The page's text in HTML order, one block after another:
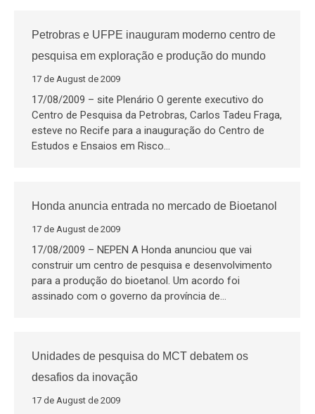
Petrobras e UFPE inauguram moderno centro de
pesquisa em exploração e produção do mundo
17 de August de 2009
17/08/2009 – site Plenário O gerente executivo do
Centro de Pesquisa da Petrobras, Carlos Tadeu Fraga,
esteve no Recife para a inauguração do Centro de
Estudos e Ensaios em Risco…
Honda anuncia entrada no mercado de Bioetanol
17 de August de 2009
17/08/2009 – NEPEN A Honda anunciou que vai
construir um centro de pesquisa e desenvolvimento
para a produção do bioetanol. Um acordo foi
assinado com o governo da província de…
Unidades de pesquisa do MCT debatem os
desafios da inovação
17 de August de 2009